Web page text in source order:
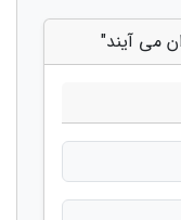
می آیند"